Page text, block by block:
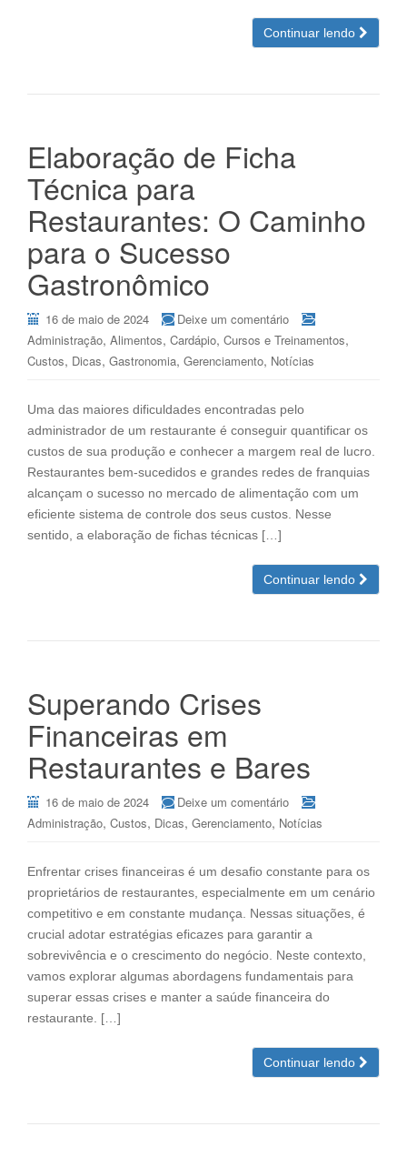
Continuar lendo
Elaboração de Ficha
Técnica para
Restaurantes: O Caminho
para o Sucesso
Gastronômico
16 de maio de 2024
Deixe um comentário
Administração, Alimentos, Cardápio, Cursos e Treinamentos,
Custos, Dicas, Gastronomia, Gerenciamento, Notícias
Uma das maiores dificuldades encontradas pelo
administrador de um restaurante é conseguir quantificar os
custos de sua produção e conhecer a margem real de lucro.
Restaurantes bem-sucedidos e grandes redes de franquias
alcançam o sucesso no mercado de alimentação com um
eficiente sistema de controle dos seus custos. Nesse
sentido, a elaboração de fichas técnicas […]
Continuar lendo
Superando Crises
Financeiras em
Restaurantes e Bares
16 de maio de 2024
Deixe um comentário
Administração, Custos, Dicas, Gerenciamento, Notícias
Enfrentar crises financeiras é um desafio constante para os
proprietários de restaurantes, especialmente em um cenário
competitivo e em constante mudança. Nessas situações, é
crucial adotar estratégias eficazes para garantir a
sobrevivência e o crescimento do negócio. Neste contexto,
vamos explorar algumas abordagens fundamentais para
superar essas crises e manter a saúde financeira do
restaurante. […]
Continuar lendo